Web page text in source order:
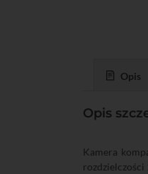
Opis
Opis
Kamera
rozdzielczości